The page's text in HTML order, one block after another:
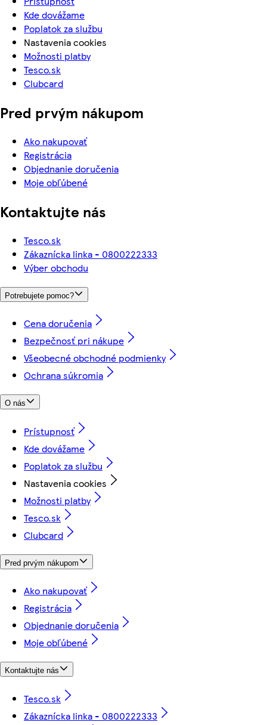
Kde dovážame
Poplatok za službu
Nastavenia cookies
Možnosti platby
Tesco.sk
Clubcard
Pred prvým nákupom
Ako nakupovať
Registrácia
Objednanie doručenia
Moje obľúbené
Kontaktujte nás
Tesco.sk
Zákaznícka linka - 0800222333
Výber obchodu
Potrebujete pomoc?
Cena doručenia
Bezpečnosť pri nákupe
Všeobecné obchodné podmienky
Ochrana súkromia
O nás
Prístupnosť
Kde dovážame
Poplatok za službu
Nastavenia cookies
Možnosti platby
Tesco.sk
Clubcard
Pred prvým nákupom
Ako nakupovať
Registrácia
Objednanie doručenia
Moje obľúbené
Kontaktujte nás
Tesco.sk
Zákaznícka linka - 0800222333